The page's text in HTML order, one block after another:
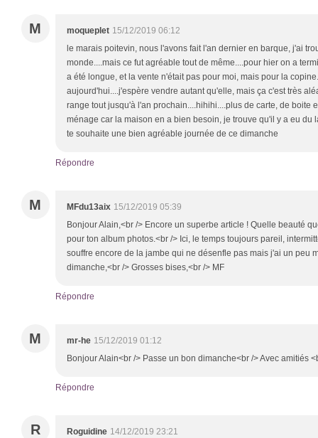
M moqueplet 15/12/2019 06:12
le marais poitevin, nous l'avons fait l'an dernier en barque, j'ai
monde....mais ce fut agréable tout de même....pour hier on a
a été longue, et la vente n'était pas pour moi, mais pour la
aujourd'hui....j'espère vendre autant qu'elle, mais ça c'est très
range tout jusqu'à l'an prochain....hihihi....plus de carte, de boite
ménage car la maison en a bien besoin, je trouve qu'il y a eu du
te souhaite une bien agréable journée de ce dimanche
Répondre
M MFdu13aix 15/12/2019 05:39
Bonjour Alain,<br /> Encore un superbe article ! Quelle beauté
pour ton album photos.<br /> Ici, le temps toujours pareil,
souffre encore de la jambe qui ne désenfle pas mais j'ai un peu
dimanche,<br /> Grosses bises,<br /> MF
Répondre
M mr-he 15/12/2019 01:12
Bonjour Alain<br /> Passe un bon dimanche<br /> Avec amitiés
Répondre
R Roguidine 14/12/2019 23:21